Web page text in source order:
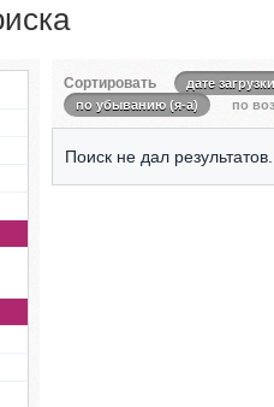
Сортировать
дате загрузки
по убыванию (я-а)
по
Поиск не дал результатов.